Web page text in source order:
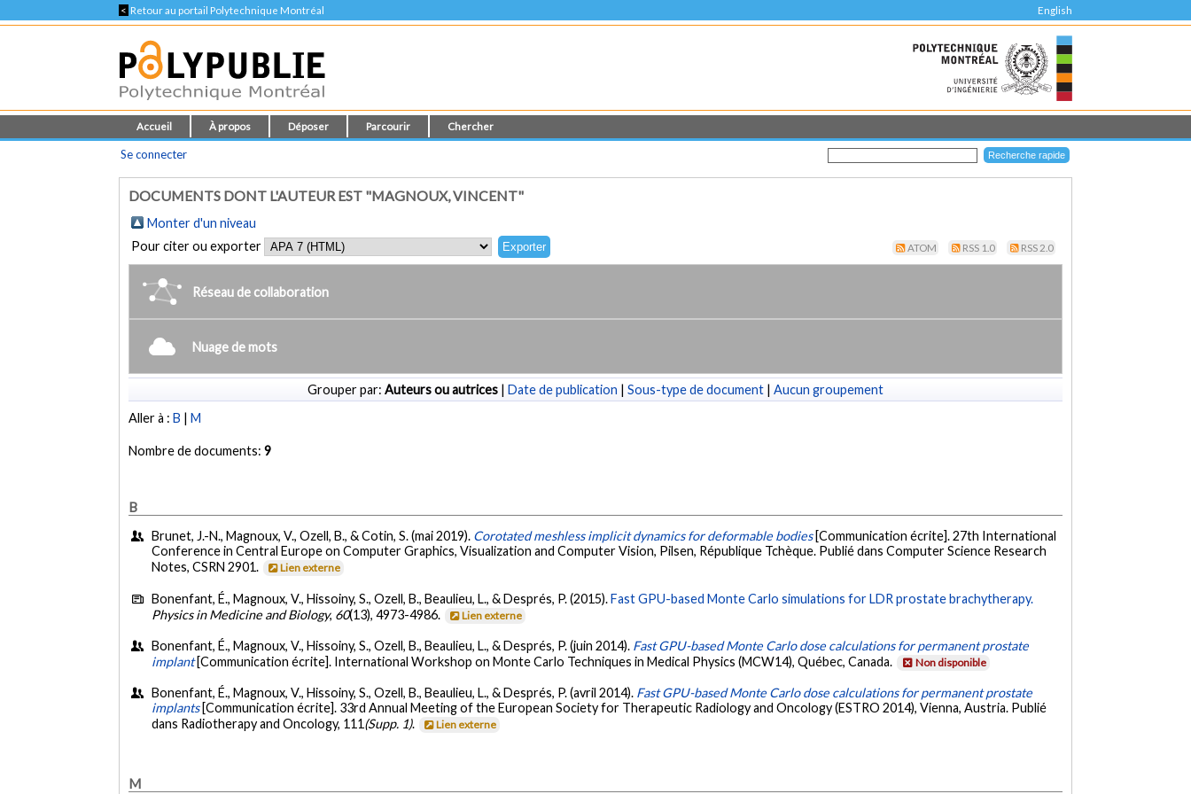
< Retour au portail Polytechnique Montréal English
Accueil À propos Déposer Parcourir Chercher
Se connecter
DOCUMENTS DONT L'AUTEUR EST "MAGNOUX, VINCENT"
Monter d'un niveau
Pour citer ou exporter
ATOM RSS 1.0 RSS 2.0
Réseau de collaboration
Nuage de mots
Grouper par: Auteurs ou autrices | Date de publication | Sous-type de document | Aucun groupement
Aller à :B |M
Nombre de documents:9
B
Brunet, J.-N., Magnoux, V., Ozell, B., & Cotin, S. (mai 2019). Corotated meshless implicit dynamics for deformable bodies [Communication écrite]. 27th International
Conference in Central Europe on Computer Graphics, Visualization and Computer Vision, Pilsen, République Tchèque. Publié dans Computer Science Research
Notes, CSRN 2901.
Lien externe
Bonenfant, É., Magnoux, V., Hissoiny, S., Ozell, B., Beaulieu, L., & Després, P. (2015).Fast GPU-based Monte Carlo simulations for LDR prostate brachytherapy.
Physics in Medicine and Biology, 60(13), 4973-4986. Lien externe
Bonenfant, É., Magnoux, V., Hissoiny, S., Ozell, B., Beaulieu, L., & Després, P. (juin 2014). Fast GPU-based Monte Carlo dose calculations for permanent prostate
implant [Communication écrite]. International Workshop on Monte Carlo Techniques in Medical Physics (MCW14), Québec, Canada. Non disponible
Bonenfant, É., Magnoux, V., Hissoiny, S., Ozell, B., Beaulieu, L., & Després, P. (avril 2014). Fast GPU-based Monte Carlo dose calculations for permanent prostate
implants [Communication écrite]. 33rd Annual Meeting of the European Society for Therapeutic Radiology and Oncology (ESTRO 2014), Vienna, Austria. Publié
dans Radiotherapy and Oncology, 111(Supp. 1). Lien externe
M